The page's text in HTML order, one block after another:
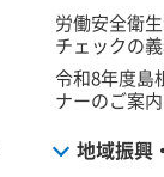
労働安全衛
チェックの義
令和8年度島
ナーのご案内
地域振興